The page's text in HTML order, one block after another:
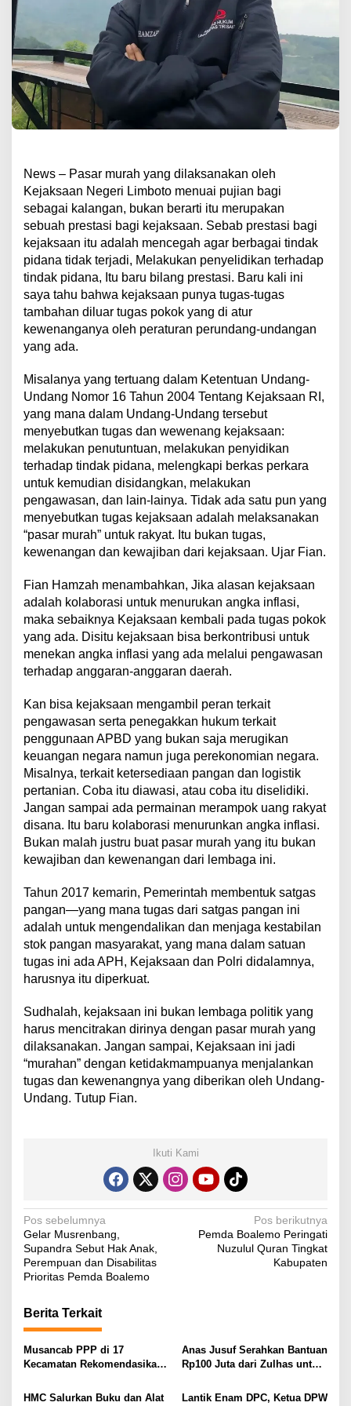
News – Pasar murah yang dilaksanakan oleh
Kejaksaan Negeri Limboto menuai pujian bagi
sebagai kalangan, bukan berarti itu merupakan
sebuah prestasi bagi kejaksaan. Sebab prestasi bagi
kejaksaan itu adalah mencegah agar berbagai tindak
pidana tidak terjadi, Melakukan penyelidikan terhadap
tindak pidana, Itu baru bilang prestasi. Baru kali ini
saya tahu bahwa kejaksaan punya tugas-tugas
tambahan diluar tugas pokok yang di atur
kewenanganya oleh peraturan perundang-undangan
yang ada.
Misalanya yang tertuang dalam Ketentuan Undang-
Undang Nomor 16 Tahun 2004 Tentang Kejaksaan RI,
yang mana dalam Undang-Undang tersebut
menyebutkan tugas dan wewenang kejaksaan:
melakukan penutuntuan, melakukan penyidikan
terhadap tindak pidana, melengkapi berkas perkara
untuk kemudian disidangkan, melakukan
pengawasan, dan lain-lainya. Tidak ada satu pun yang
menyebutkan tugas kejaksaan adalah melaksanakan
“pasar murah” untuk rakyat. Itu bukan tugas,
kewenangan dan kewajiban dari kejaksaan. Ujar Fian.
Fian Hamzah menambahkan, Jika alasan kejaksaan
adalah kolaborasi untuk menurukan angka inflasi,
maka sebaiknya Kejaksaan kembali pada tugas pokok
yang ada. Disitu kejaksaan bisa berkontribusi untuk
menekan angka inflasi yang ada melalui pengawasan
terhadap anggaran-anggaran daerah.
Kan bisa kejaksaan mengambil peran terkait
pengawasan serta penegakkan hukum terkait
penggunaan APBD yang bukan saja merugikan
keuangan negara namun juga perekonomian negara.
Misalnya, terkait ketersediaan pangan dan logistik
pertanian. Coba itu diawasi, atau coba itu diselidiki.
Jangan sampai ada permainan merampok uang rakyat
disana. Itu baru kolaborasi menurunkan angka inflasi.
Bukan malah justru buat pasar murah yang itu bukan
kewajiban dan kewenangan dari lembaga ini.
Tahun 2017 kemarin, Pemerintah membentuk satgas
pangan—yang mana tugas dari satgas pangan ini
adalah untuk mengendalikan dan menjaga kestabilan
stok pangan masyarakat, yang mana dalam satuan
tugas ini ada APH, Kejaksaan dan Polri didalamnya,
harusnya itu diperkuat.
Sudhalah, kejaksaan ini bukan lembaga politik yang
harus mencitrakan dirinya dengan pasar murah yang
dilaksanakan. Jangan sampai, Kejaksaan ini jadi
“murahan” dengan ketidakmampuanya menjalankan
tugas dan kewenangnya yang diberikan oleh Undang-
Undang. Tutup Fian.
Ikuti Kami
N
a
v
g
a
s
p
Pos sebelumnya
Gelar Musrenbang,
Supandra Sebut Hak Anak,
Perempuan dan Disabilitas
Prioritas Pemda Boalemo
Pos berikutnya
Pemda Boalemo Peringati
Nuzulul Quran Tingkat
Kabupaten
Berita Terkait
Musancab PPP di 17
Kecamatan Rekomendasikan
Bolango 2031–2035
Anas Jusuf Serahkan Bantuan
Rp100 Juta dari Zulhas untuk
Tanwir UMGO
HMC Salurkan Buku dan Alat Lantik Enam DPC, Ketua DPW